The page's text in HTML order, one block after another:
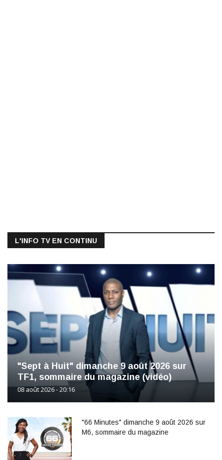
L'INFO TV EN CONTINU
"Sept à Huit" dimanche 9 août 2026 sur
TF1, sommaire du magazine (vidéo)
08 août 2026 - 20:16
"66 Minutes" dimanche 9 août 2026 sur
M6, sommaire du magazine